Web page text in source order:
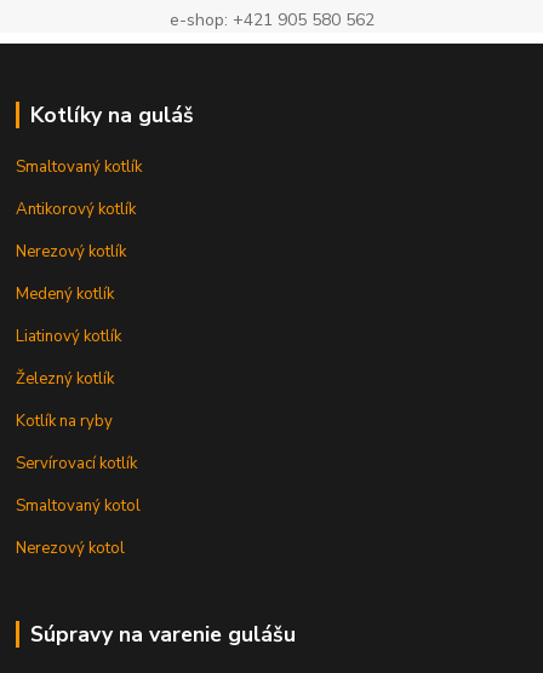
e-shop: +421 905 580 562
Kotlíky na guláš
Smaltovaný kotlík
Antikorový kotlík
Nerezový kotlík
Medený kotlík
Liatinový kotlík
Železný kotlík
Kotlík na ryby
Servírovací kotlík
Smaltovaný kotol
Nerezový kotol
Súpravy na varenie gulášu